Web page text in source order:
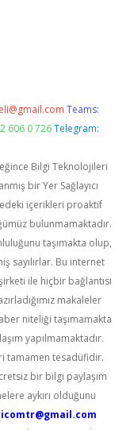
Teams:
606 0 726 Telegram:
Bilgi Teknolojileri
bir Yer Sağlayıcı
içerikleri proaktif
bulunmamaktadır.
taşımakta olup,
sayılırlar. Bu internet
ile hiçbir bağlantısı
makaleler
niteliği taşımamakta
yapılmamaktadır.
tamamen tesadüfidir.
bir bilgi paylaşım
aykırı olduğunu